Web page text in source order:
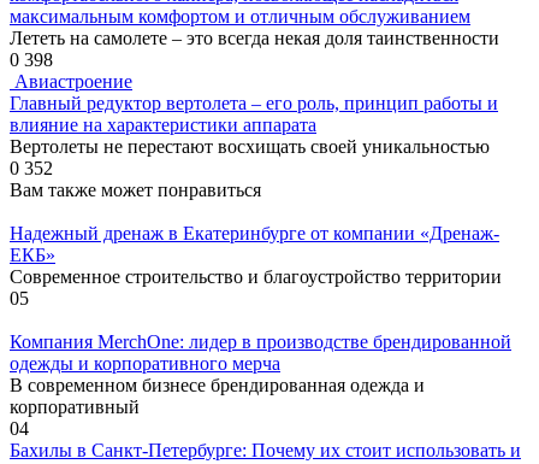
максимальным комфортом и отличным обслуживанием
Лететь на самолете – это всегда некая доля таинственности
0 398
Авиастроение
Главный редуктор вертолета – его роль, принцип работы и
влияние на характеристики аппарата
Вертолеты не перестают восхищать своей уникальностью
0 352
Вам также может понравиться
Надежный дренаж в Екатеринбурге от компании «Дренаж-
ЕКБ»
Современное строительство и благоустройство территории
05
Компания MerchOne: лидер в производстве брендированной
одежды и корпоративного мерча
В современном бизнесе брендированная одежда и
корпоративный
04
Бахилы в Санкт-Петербурге: Почему их стоит использовать и